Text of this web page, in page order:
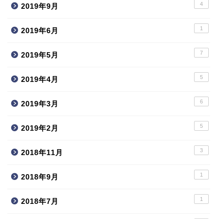
2019年9月 4
2019年6月 1
2019年5月 7
2019年4月 5
2019年3月 6
2019年2月 5
2018年11月 3
2018年9月 1
2018年7月 1